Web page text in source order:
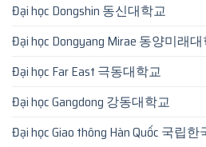
Đại học Dongshin 동신대학교
Đại học Dongyang Mirae 동양미래
Đại học Far East 극동대학교
Đại học Gangdong 강동대학교
Đại học Giao thông Hàn Quốc 국립